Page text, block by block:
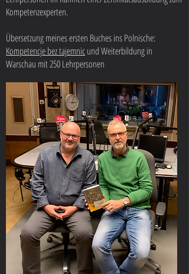
Kompetenzexperten.
Übersetzung meines ersten Buches ins Polnische:
Kompetencje bez tajemnicund Weiterbildung in
Warschau mit 250 Lehrpersonen